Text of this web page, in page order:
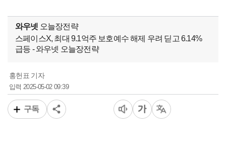
와우넷 오늘장전략
스페이스X, 최대 9.1억주 보호예수 해제 우려 딛고 6.14%
급등 - 와우넷 오늘장전략
홍헌표 기자
입력2025-05-02 09:39
구독